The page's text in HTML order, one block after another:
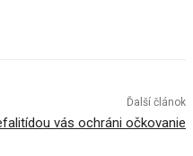
Ďalší článok
vás ochráni očkovanie